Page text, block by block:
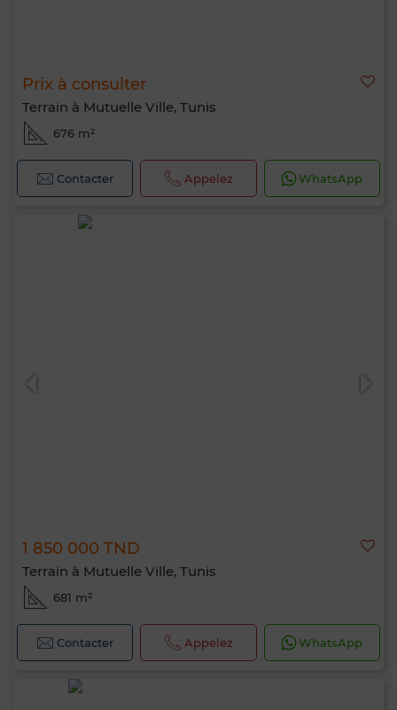
Prix à consulter
Terrain à Mutuelle Ville, Tunis
676 m²
Contacter Appelez WhatsApp
1 850 000 TND
Terrain à Mutuelle Ville, Tunis
681 m²
Contacter Appelez WhatsApp
vous appliquer maintenant ?